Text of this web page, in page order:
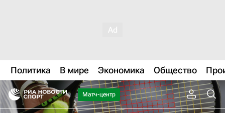
Политика В мире Экономика Общество
Матч-центр